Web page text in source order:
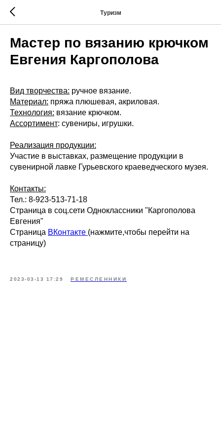
Туризм
Мастер по вязанию крючком
Евгения Каргополова
Вид творчества: ручное вязание.
Материал: пряжа плюшевая, акриловая.
Технология: вязание крючком.
Ассортимент: сувениры, игрушки.
Реализация продукции:
Участие в выставках, размещение продукции в
сувенирной лавке Гурьевского краеведческого музея.
Контакты:
Тел.: 8-923-513-71-18
Страница в соц.сети Одноклассники "Каргополова
Евгения"
Страница ВКонтакте (нажмите,чтобы перейти на
страницу)
2023-03-13 17:29 РЕМЕСЛЕННИКИ